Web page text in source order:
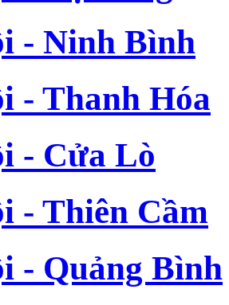
- Ninh Bình
- Thanh Hóa
- Cửa Lò
- Thiên Cầm
- Quảng Bình